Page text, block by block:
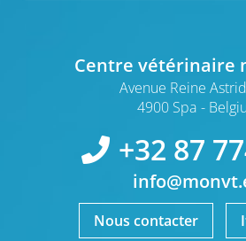
Centre vétérinaire
Avenue Reine
4900 Spa
+32 87
Nous contacter